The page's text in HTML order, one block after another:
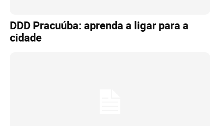
DDD Pracuúba: aprenda a ligar para a
cidade